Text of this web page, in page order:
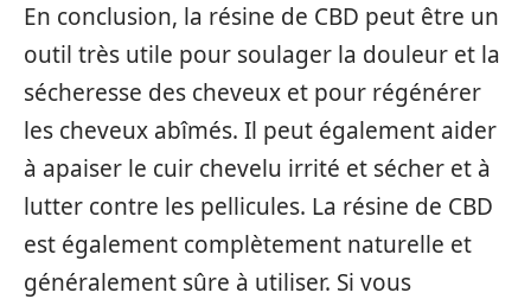
En conclusion, la résine de CBD peut être un
outil très utile pour soulager la douleur et la
sécheresse des cheveux et pour régénérer
les cheveux abîmés. Il peut également aider
à apaiser le cuir chevelu irrité et sécher et à
lutter contre les pellicules. La résine de CBD
est également complètement naturelle et
généralement sûre à utiliser. Si vous